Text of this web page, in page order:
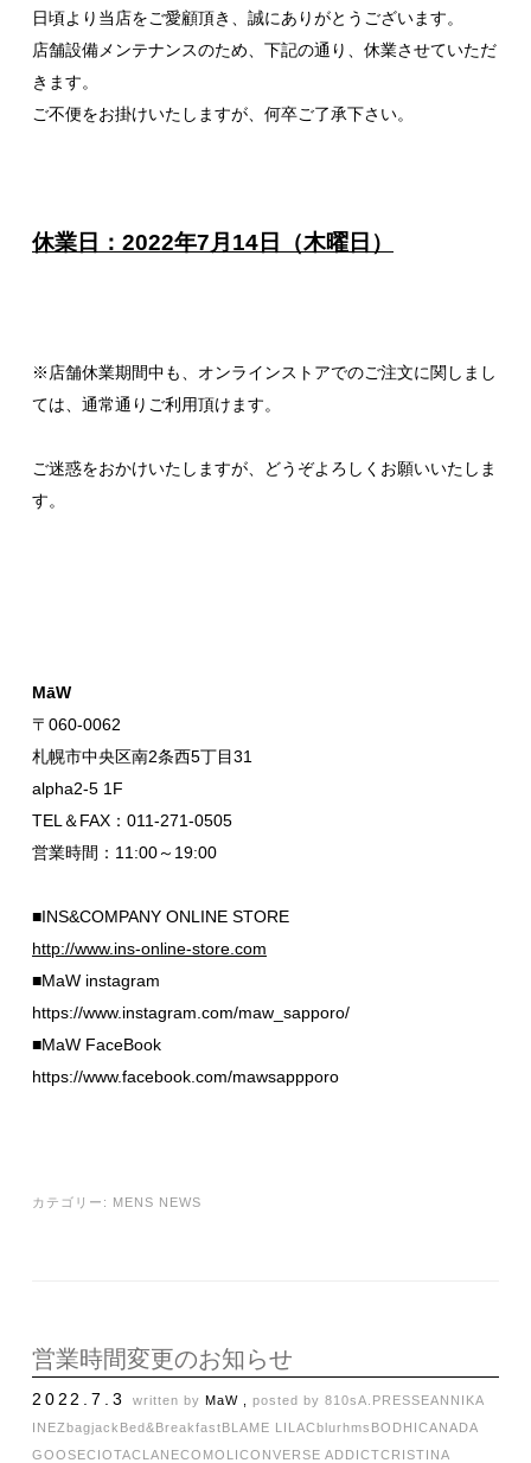
日頃より当店をご愛顧頂き、誠にありがとうございます。
店舗設備メンテナンスのため、下記の通り、休業させていただ
きます。
ご不便をお掛けいたしますが、何卒ご了承下さい。
休業日：2022年7月14日（木曜日）
※店舗休業期間中も、オンラインストアでのご注文に関しまし
ては、通常通りご利用頂けます。
ご迷惑をおかけいたしますが、どうぞよろしくお願いいたしま
す。
MāW
〒060-0062
札幌市中央区南2条西5丁目31
alpha2-5 1F
TEL＆FAX：011-271-0505
営業時間：11:00～19:00
■INS&COMPANY ONLINE STORE
http://www.ins-online-store.com
■MaW instagram
https://www.instagram.com/maw_sapporo/
■MaW FaceBook
https://www.facebook.com/mawsappporo
カテゴリー: MENS NEWS
営業時間変更のお知らせ
2022.7.3written byMaW ,posted by810sA.PRESSEANNIKA
INEZbagjack Bed&BreakfastBLAME LILACblurhms BODHICANADA
GOOSECIOTACLANECOMOLICONVERSE ADDICTCRISTINA